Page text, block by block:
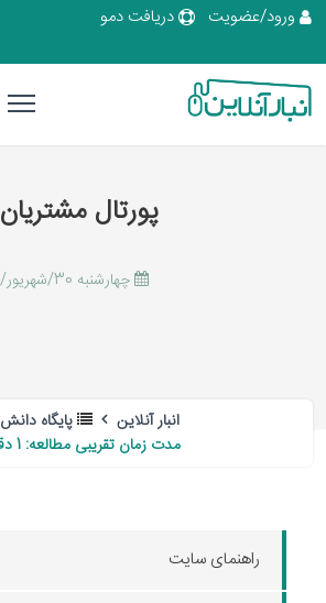
ورود/عضویت
دریافت دمو
پورتال مشتریان
چهارشنبه 30/شهریور/1401
انبار آنلاین
پایگاه دانش
مدت زمان تقریبی مطالعه: 1 دقیقه
راهنمای سایت